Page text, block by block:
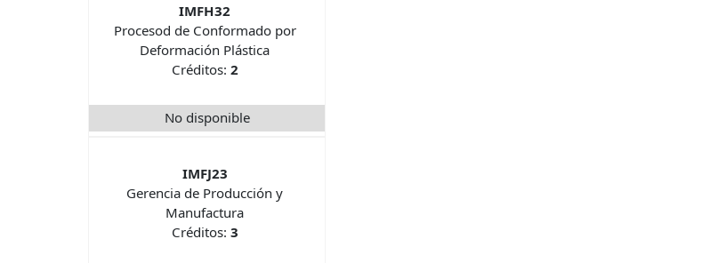
IMFH32
Procesod de Conformado por
Deformación Plástica
Créditos: 2
No disponible
IMFJ23
Gerencia de Producción y
Manufactura
Créditos: 3